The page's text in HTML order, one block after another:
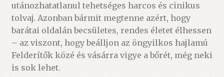
utánozhatatlanul tehetséges harcos és cinikus
tolvaj. Azonban bármit megtenne azért, hogy
barátai oldalán becsületes, rendes életet élhessen
– az viszont, hogy beálljon az öngyilkos hajlamú
Felderítők közé és vásárra vigye a bőrét, még neki
is sok lehet.